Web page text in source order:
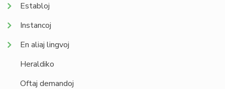
Establoj
Instancoj
En aliaj lingvoj
Heraldiko
Oftaj demandoj